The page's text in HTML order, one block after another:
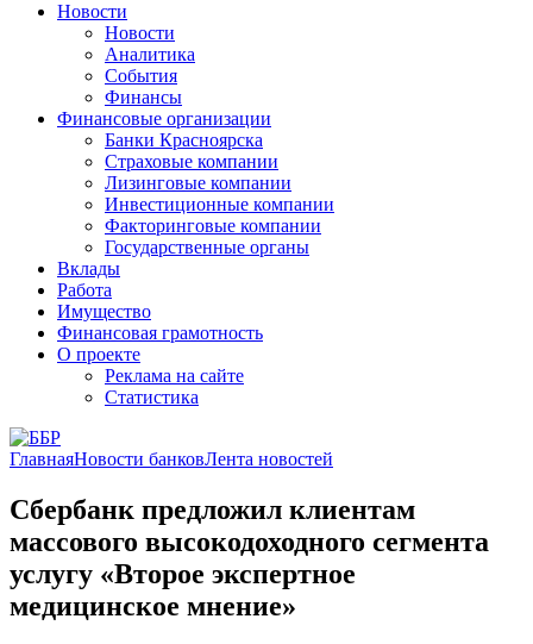
Новости
Новости
Аналитика
События
Финансы
Финансовые организации
Банки Красноярска
Страховые компании
Лизинговые компании
Инвестиционные компании
Факторинговые компании
Государственные органы
Вклады
Работа
Имущество
Финансовая грамотность
О проекте
Реклама на сайте
Статистика
ГлавнаяНовости банковЛента новостей
Сбербанк предложил клиентам
массового высокодоходного сегмента
услугу «Второе экспертное
медицинское мнение»